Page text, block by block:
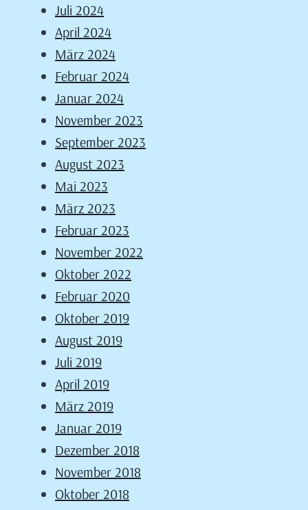
Juli 2024
April 2024
März 2024
Februar 2024
Januar 2024
November 2023
September 2023
August 2023
Mai 2023
März 2023
Februar 2023
November 2022
Oktober 2022
Februar 2020
Oktober 2019
August 2019
Juli 2019
April 2019
März 2019
Januar 2019
Dezember 2018
November 2018
Oktober 2018